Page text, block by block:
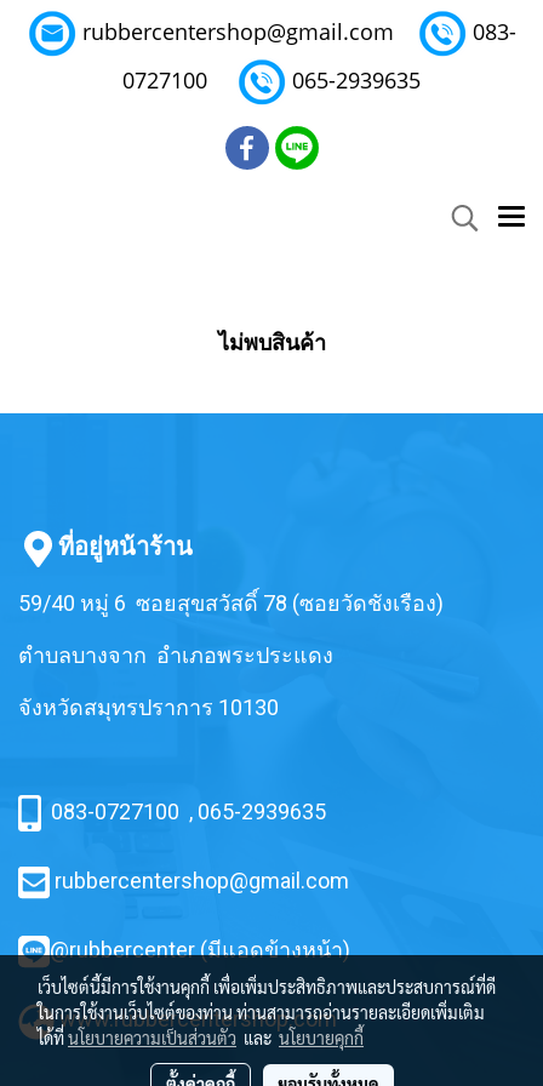
rubbercentershop@gmail.com
083-
0727100
065-2939635
ไม่พบสินค้า
ที่อยู่หน้าร้าน
59/40 หมู่ 6 ซอยสุขสวัสดิ์ 78 (ซอยวัดชังเรือง)
ตำบลบางจาก อำเภอพระประแดง
จังหวัดสมุทรปราการ 10130
083-0727100 , 065-2939635
rubbercentershop@gmail.com
@rubbercenter (มีแอดข้างหน้า)
www.rubbercentershop.com
เว็บไซต์นี้มีการใช้งานคุกกี้ เพื่อเพิ่มประสิทธิภาพและประสบการณ์ที่ดี
ในการใช้งานเว็บไซต์ของท่าน ท่านสามารถอ่านรายละเอียดเพิ่มเติม
ได้ที่นโยบายความเป็นส่วนตัว และนโยบายคุกกี้